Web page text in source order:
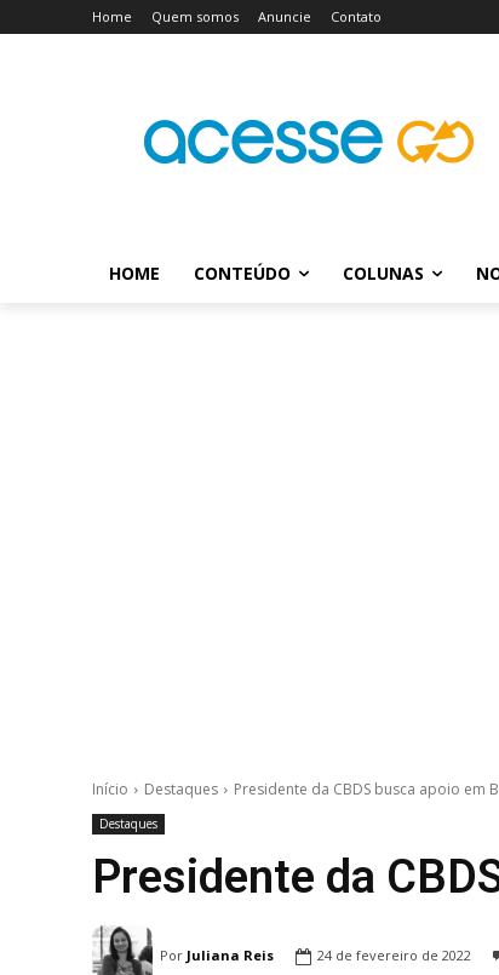
Home Quem somos Anuncie Contato
HOME CONTEÚDO COLUNAS
Início Destaques Presidente da CBDS busca apoio em
Destaques
Presidente da
Por Juliana Reis 24 de fevereiro de 2022